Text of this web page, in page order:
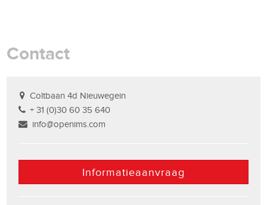
Contact
Coltbaan 4d Nieuwegein
+ 31 (0)30 60 35 640
info@openims.com
Informatieaanvraag